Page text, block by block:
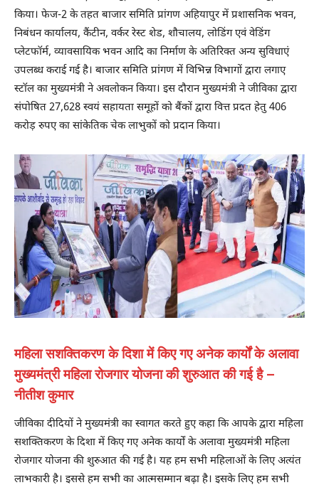
किया। फेज-2 के तहत बाजार समिति प्रांगण अहियापुर में प्रशासनिक भवन,
निबंधन कार्यालय, कैंटीन, वर्कर रेस्ट शेड, शौचालय, लोडिंग एवं वेडिंग
प्लेटफॉर्म, व्यावसायिक भवन आदि का निर्माण के अतिरिक्त अन्य सुविधाएं
उपलब्ध कराई गई है। बाजार समिति प्रांगण में विभिन्न विभागों द्वारा लगाए
स्टॉल का मुख्यमंत्री ने अवलोकन किया। इस दौरान मुख्यमंत्री ने जीविका द्वारा
संपोषित 27,628 स्वयं सहायता समूहों को बैंकों द्वारा वित्त प्रदत हेतु 406
करोड़ रुपए का सांकेतिक चेक लाभुकों को प्रदान किया।
महिला सशक्तिकरण के दिशा में किए गए अनेक कार्यों के अलावा
मुख्यमंत्री महिला रोजगार योजना की शुरुआत की गई है –
नीतीश कुमार
जीविका दीदियों ने मुख्यमंत्री का स्वागत करते हुए कहा कि आपके द्वारा महिला
सशक्तिकरण के दिशा में किए गए अनेक कार्यों के अलावा मुख्यमंत्री महिला
रोजगार योजना की शुरुआत की गई है। यह हम सभी महिलाओं के लिए अत्यंत
लाभकारी है। इससे हम सभी का आत्मसम्मान बढ़ा है। इसके लिए हम सभी